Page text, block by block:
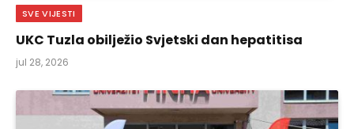
SVE VIJESTI
UKC Tuzla obilježio Svjetski dan hepatitisa
jul 28, 2026